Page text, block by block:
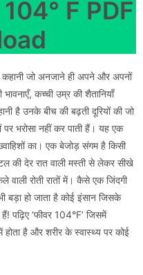
F PDF
जो अनजाने ही अपने और अपनों
कच्ची उम्र की शैतानियाँ
है उनके बीच की बढ़ती दूरियों की जो
भरोसा नहीं कर पाती हैं। यह एक
का। एक बेजोड़ संगम है किसी
की देर रात वाली मस्ती से लेकर सीखे
रोती रातों में। कैसे एक जिंदगी
बड़ा हो जाता है कोई इंसान जिसके
पढ़िए ‘फीवर 104°F’ जिसमें
है और शरीर के स्वास्थ्य पर कोई